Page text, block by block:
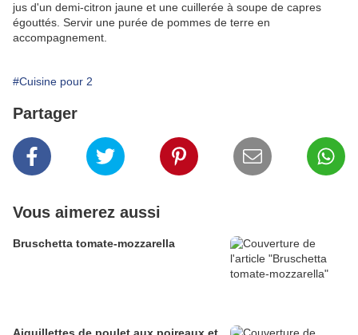
jus d'un demi-citron jaune et une cuillerée à soupe de capres
égouttés. Servir une purée de pommes de terre en
accompagnement.
#Cuisine pour 2
Partager
Vous aimerez aussi
Bruschetta tomate-mozzarella